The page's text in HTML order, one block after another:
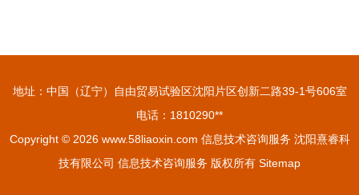
地址：中国（辽宁）自由贸易试验区沈阳片区创新二路39-1号606室
电话：1810290**
Copyright © 2026 www.58liaoxin.com 信息技术咨询服务 沈阳熹睿科
技有限公司 信息技术咨询服务 版权所有 Sitemap